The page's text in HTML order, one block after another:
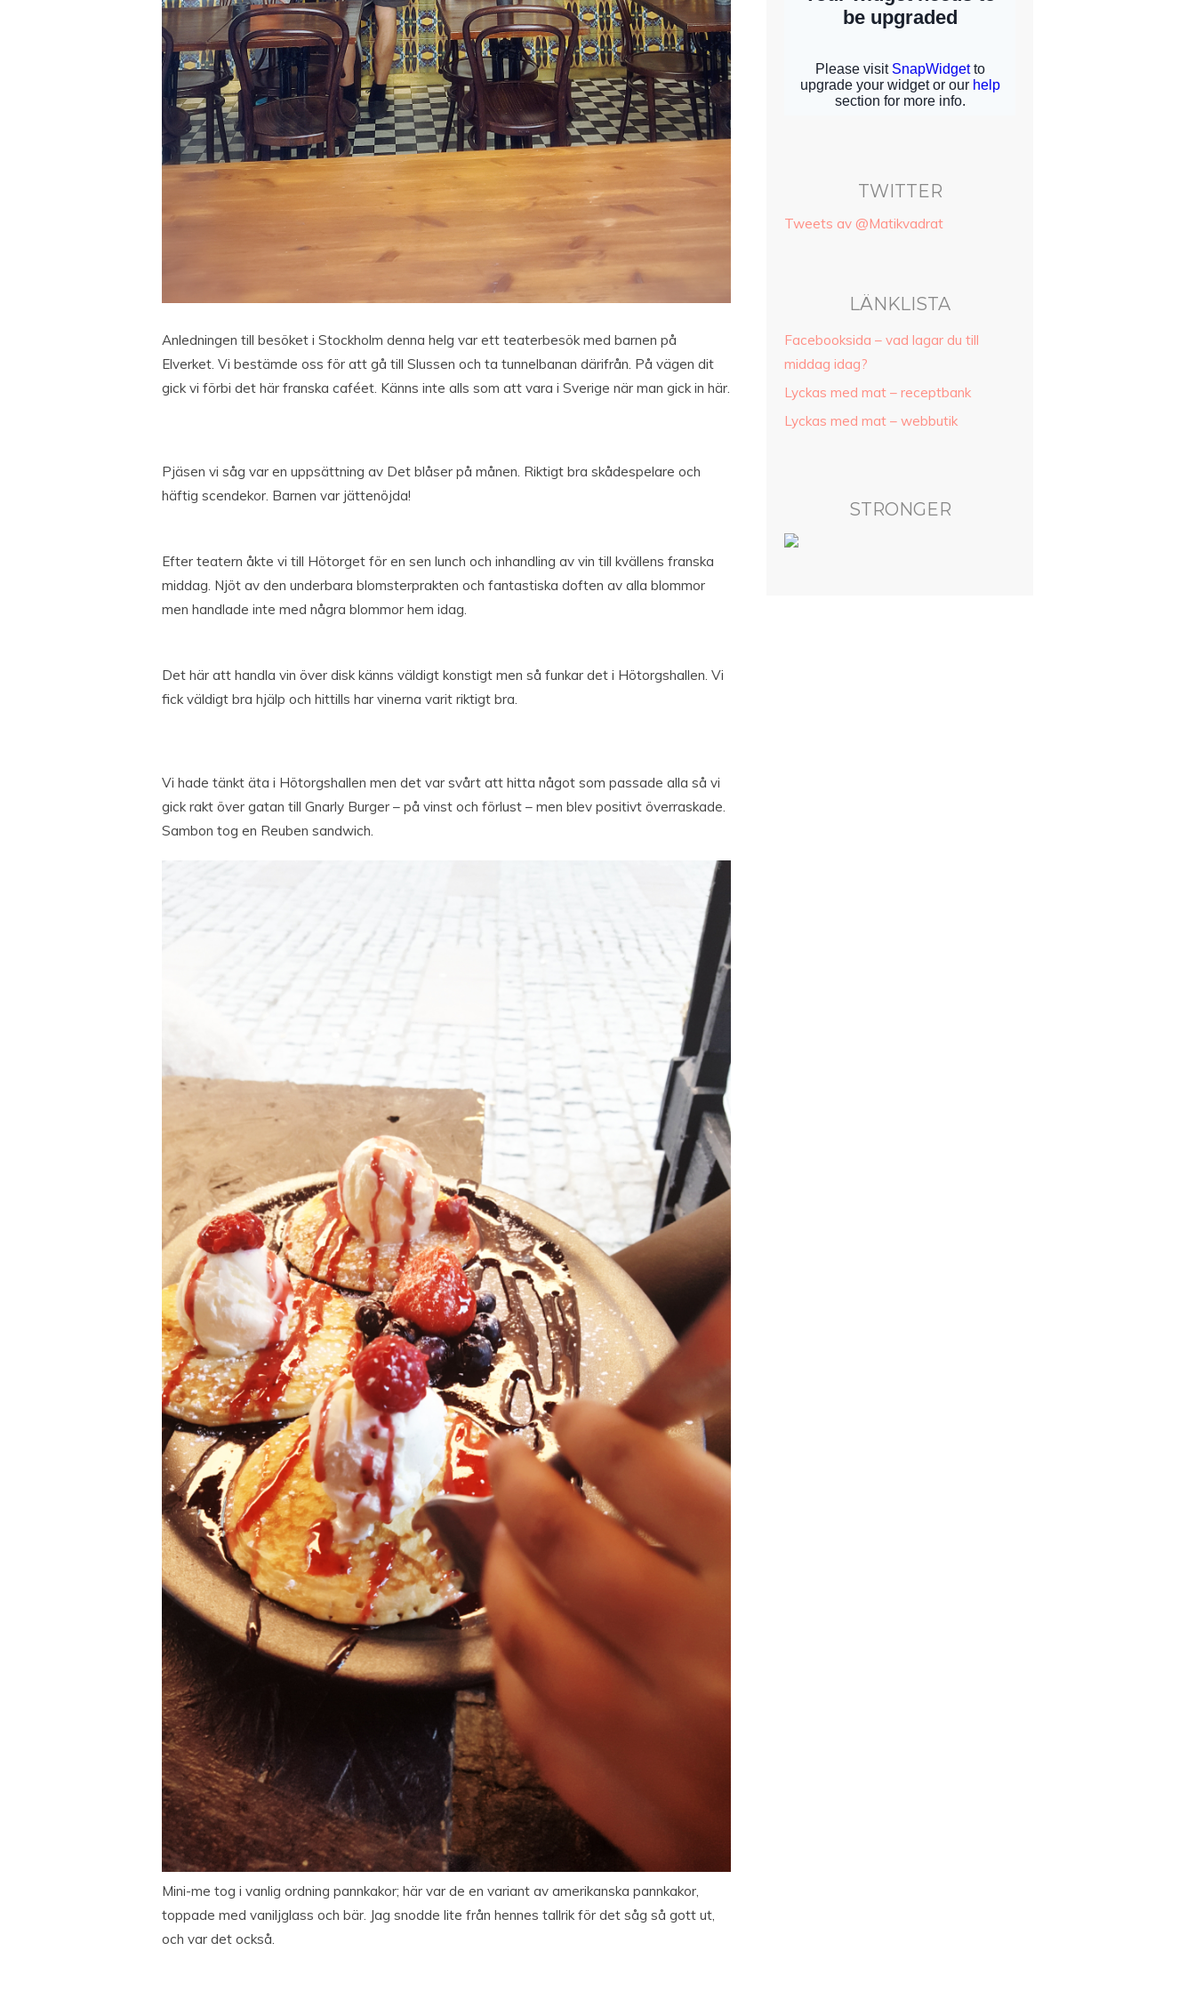
Anledningen till besöket i Stockholm denna helg var ett teaterbesök med barnen på
Elverket. Vi bestämde oss för att gå till Slussen och ta tunnelbanan därifrån. På vägen dit
gick vi förbi det här franska caféet. Känns inte alls som att vara i Sverige när man gick in här.
Pjäsen vi såg var en uppsättning av Det blåser på månen. Riktigt bra skådespelare och
häftig scendekor. Barnen var jättenöjda!
Efter teatern åkte vi till Hötorget för en sen lunch och inhandling av vin till kvällens franska
middag. Njöt av den underbara blomsterprakten och fantastiska doften av alla blommor
men handlade inte med några blommor hem idag.
Det här att handla vin över disk känns väldigt konstigt men så funkar det i Hötorgshallen. Vi
fick väldigt bra hjälp och hittills har vinerna varit riktigt bra.
Vi hade tänkt äta i Hötorgshallen men det var svårt att hitta något som passade alla så vi
gick rakt över gatan till Gnarly Burger – på vinst och förlust – men blev positivt överraskade.
Sambon tog en Reuben sandwich.
Mini-me tog i vanlig ordning pannkakor; här var de en variant av amerikanska pannkakor,
toppade med vaniljglass och bär. Jag snodde lite från hennes tallrik för det såg så gott ut,
och var det också.
TWITTER
Tweets av @Matikvadrat
LÄNKLISTA
Facebooksida – vad lagar du till
middag idag?
Lyckas med mat – receptbank
Lyckas med mat – webbutik
STRONGER